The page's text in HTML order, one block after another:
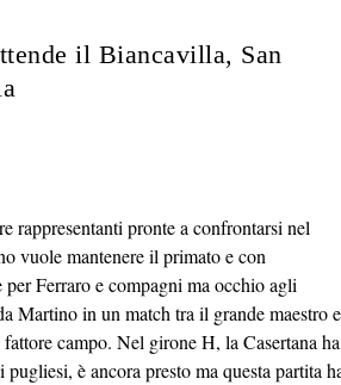
il Biancavilla, San
rappresentanti pronte a confrontarsi nel
vuole mantenere il primato e con
per Ferraro e compagni ma occhio agli
Martino in un match tra il grande maestro e
campo. Nel girone H, la Casertana ha
è ancora presto ma questa partita